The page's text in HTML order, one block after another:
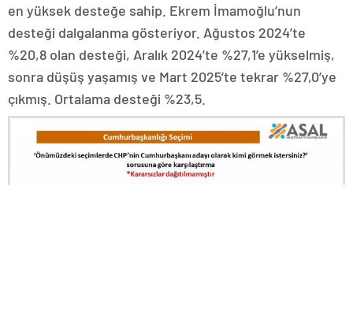
en yüksek desteğe sahip. Ekrem İmamoğlu’nun
desteği dalgalanma gösteriyor. Ağustos 2024’te
%20,8 olan desteği, Aralık 2024’te %27,1’e yükselmiş,
sonra düşüş yaşamış ve Mart 2025’te tekrar %27,0’ye
çıkmış. Ortalama desteği %23,5.